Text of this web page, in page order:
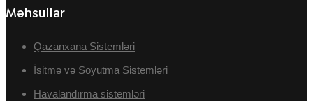
Məhsullar
Qazanxana Sistemləri
İsitmə və Soyutma Sistemləri
Havalandırma sistemləri